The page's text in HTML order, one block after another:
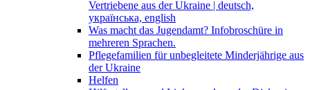
Vertriebene aus der Ukraine | deutsch,
українська, english
Was macht das Jugendamt? Infobroschüre in
mehreren Sprachen.
Pflegefamilien für unbegleitete Minderjährige aus
der Ukraine
Helfen